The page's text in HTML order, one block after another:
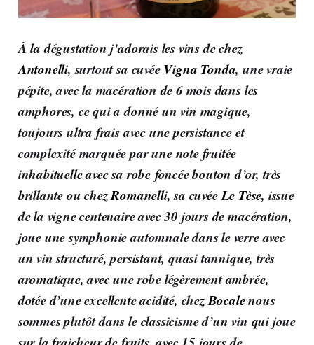
À la dégustation j’adorais les vins de chez
Antonelli, surtout sa cuvéeVigna Tonda, une vraie
pépite, avec la macération de 6 mois dans les
amphores, ce qui a donné un vin magique,
toujours ultra frais avec une persistance et
complexité marquée par une note fruitée
inhabituelle avec sa robe foncée bouton d’or, très
brillante ou chezRomanelli, sa cuvéeLe Tèse, issue
de la vigne centenaire avec 30 jours de macération,
joue une symphonie automnale dans le verre avec
un vin structuré, persistant, quasi tannique, très
aromatique, avec une robe légèrement ambrée,
dotée d’une excellente acidité, chezBocalenous
sommes plutôt dans le classicisme d’un vin qui joue